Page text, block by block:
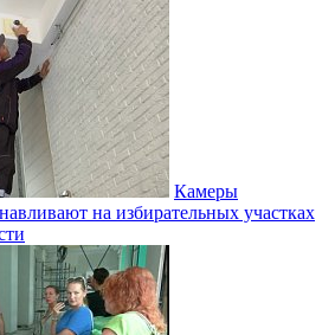
Камеры
на избирательных участках